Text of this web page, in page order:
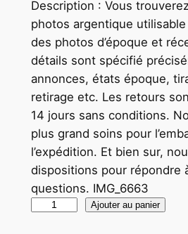
Description : Vous
photos argentique
des photos d’époque et
détails sont spécifié
annonces, états époque,
retirage etc. Les retours
14 jours sans conditions.
plus grand soins pour
l’expédition. Et bien sur,
dispositions pour répondre
questions. IMG_6663
Ajouter au panier